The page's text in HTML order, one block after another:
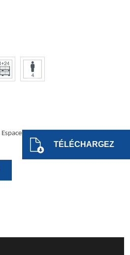
TÉLÉCHARGEZ
Espace Restauration